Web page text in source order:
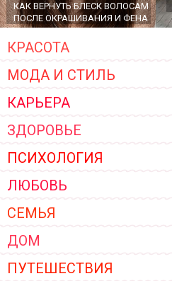
КАК ВЕРНУТЬ БЛЕСК ВОЛОСАМ
ПОСЛЕ ОКРАШИВАНИЯ И ФЕНА
ГЛАВНЫЕ ТРЕНДЫ ВЕРХНЕЙ
ЖЕНСКОЙ ОДЕЖДЫ 2026
КРАСОТА
МОДА И СТИЛЬ
КАРЬЕРА
ЗДОРОВЬЕ
ПСИХОЛОГИЯ
ЛЮБОВЬ
СЕМЬЯ
ДОМ
ПУТЕШЕСТВИЯ